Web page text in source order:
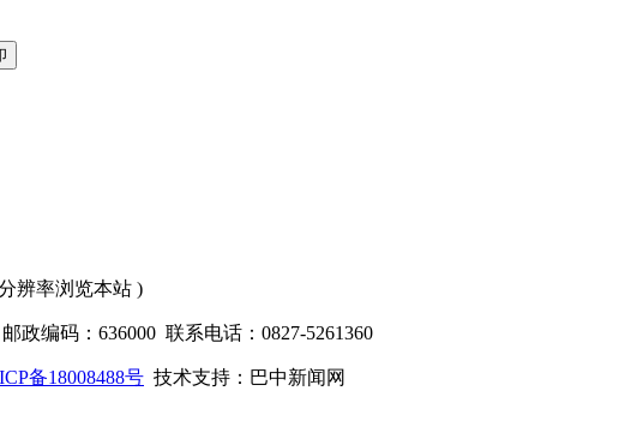
辨率浏览本站 )
政编码：636000 联系电话：0827-5261360
备18008488号 技术支持：巴中新闻网